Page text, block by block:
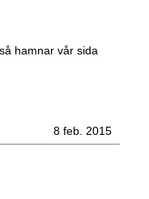
hamnar vår sida
8 feb. 2015